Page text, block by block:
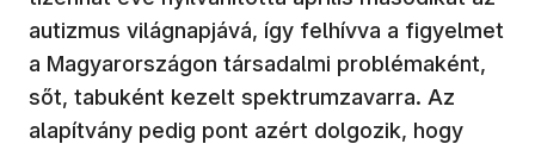
autizmus világnapjává, így felhívva a figyelmet
a Magyarországon társadalmi problémaként,
sőt, tabuként kezelt spektrumzavarra. Az
alapítvány pedig pont azért dolgozik, hogy